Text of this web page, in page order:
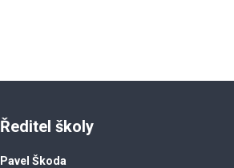
Ředitel školy
Pavel Škoda